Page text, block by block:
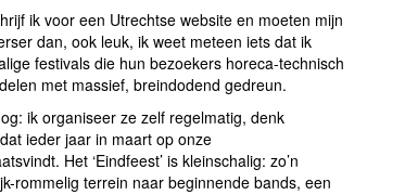
ik voor een Utrechtse website en moeten mijn
dan, ook leuk, ik weet meteen iets dat ik
festivals die hun bezoekers horeca-technisch
met massief, breindodend gedreun.
ik organiseer ze zelf regelmatig, denk
ieder jaar in maart op onze
Het ‘Eindfeest’ is kleinschalig: zo’n
rommelig terrein naar beginnende bands, een